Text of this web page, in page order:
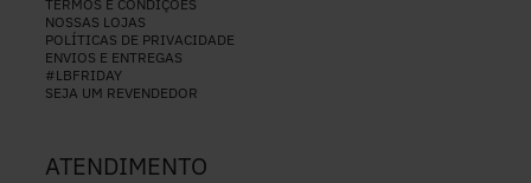
TERMOS E CONDIÇÕES
NOSSAS LOJAS
POLÍTICAS DE PRIVACIDADE
ENVIOS E ENTREGAS
#LBFRIDAY
SEJA UM REVENDEDOR
ATENDIMENTO